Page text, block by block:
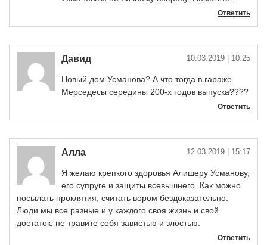
Ответить
Давид 10.03.2019 | 10:25
Новый дом Усманова? А что тогда в гараже
Мерседесы середины 200-х годов выпуска????
Ответить
Алла 12.03.2019 | 15:17
Я желаю крепкого здоровья Алишеру Усманову,
его супруге и защиты всевышнего. Как можно
посылать проклятия, считать вором бездоказательно.
Люди мы все разные и у каждого своя жизнь и свой
достаток, не травите себя завистью и злостью.
Ответить